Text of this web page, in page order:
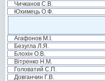
Чичканов С.В.
Юхимець О.Ф.
Агафонов М.І.
Безугла Л.Я.
Блохін О.В.
Вітренко Н.М.
Головатий С.П.
Довганчин Г.В.